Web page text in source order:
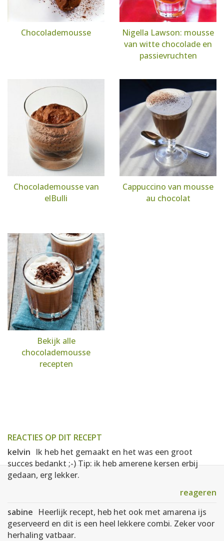
Chocolademousse
Nigella Lawson: mousse
van witte chocolade en
passievruchten
Chocolademousse van
elBulli
Cappuccino van mousse
au chocolat
Bekijk alle
chocolademousse
recepten
REACTIES OP DIT RECEPT
kelvin Ik heb het gemaakt en het was een groot
succes bedankt ;-) Tip: ik heb amerene kersen erbij
gedaan, erg lekker.
reageren
sabine Heerlijk recept, heb het ook met amarena ijs
geserveerd en dit is een heel lekkere combi. Zeker voor
herhaling vatbaar.